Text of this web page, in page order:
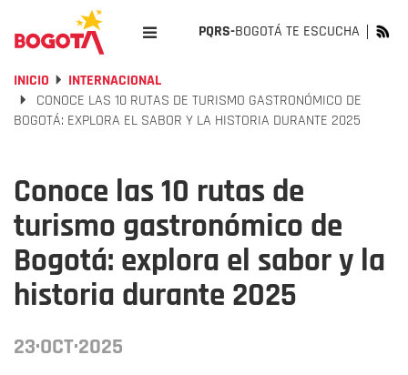
PQRS-BOGOTÁ TE ESCUCHA
INICIO
INTERNACIONAL
CONOCE LAS 10 RUTAS DE TURISMO GASTRONÓMICO DE
BOGOTÁ: EXPLORA EL SABOR Y LA HISTORIA DURANTE 2025
Conoce las 10 rutas de
turismo gastronómico de
Bogotá: explora el sabor y la
historia durante 2025
23·OCT·2025